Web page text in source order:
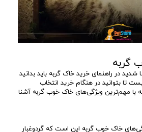
گربه
شدید در راهنمای خرید خاک گربه باید بدانید
تا بتوانید در هنگام خرید انتخاب
با مهم‌ترین ویژگی‌های خاک خوب گربه آشنا
خاک خوب گربه این است که گردوغبار